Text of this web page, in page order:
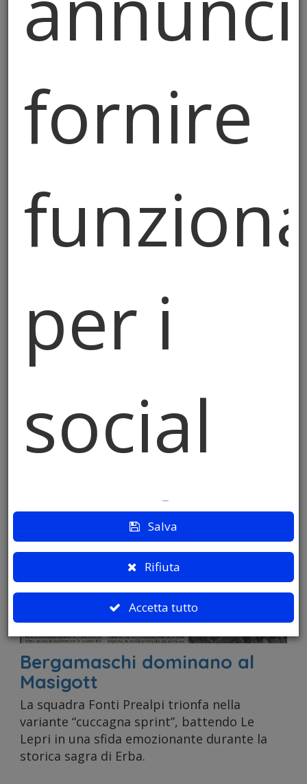
È Cuccagna-mania: La moda
I bergamaschi delle Fonti Prealpi hanno
vinto la sfida. Ma le squadre veronesi si sono
fatte onore sul palo.
Bergamaschi trionfano
vetta del palo alto 15 metri in 74 secondi,
battendo la concorrenza e mantenendo viva
la tradizione.
Bergamaschi dominano al
Masigott
La squadra Fonti Prealpi trionfa nella
variante “cuccagna sprint”, battendo Le
Lepri in una sfida emozionante durante la
storica sagra di Erba.
fornire
per i
social
media
e
Salva
Rifiuta
Accetta tutto